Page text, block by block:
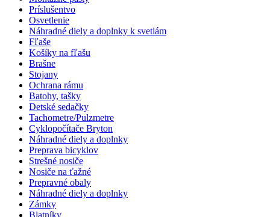
Príslušentvo
Osvetlenie
Náhradné diely a doplnky k svetlám
Fľaše
Košíky na fľašu
Brašne
Stojany
Ochrana rámu
Batohy, tašky
Detské sedačky
Tachometre/Pulzmetre
Cyklopočítače Bryton
Náhradné diely a doplnky
Preprava bicyklov
Strešné nosiče
Nosiče na ťažné
Prepravné obaly
Náhradné diely a doplnky
Zámky